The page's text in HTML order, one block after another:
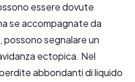
essere dovute
se accompagnate da
possono segnalare un
ectopica. Nel
abbondanti di liquido